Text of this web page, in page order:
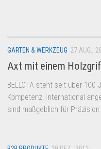
Amazon
Aldi
Lidl
Kostenlos verkaufen
GARTEN & WERKZEUG 27 AUG.,
Axt mit einem
BELLOTA steht seit über 100
Kompetenz. International
sind maßgeblich für